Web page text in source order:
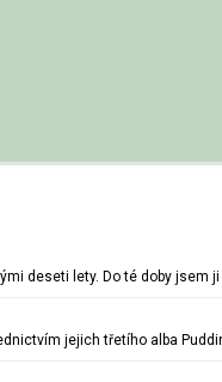
deseti lety. Do té doby jsem
jejich třetího alba